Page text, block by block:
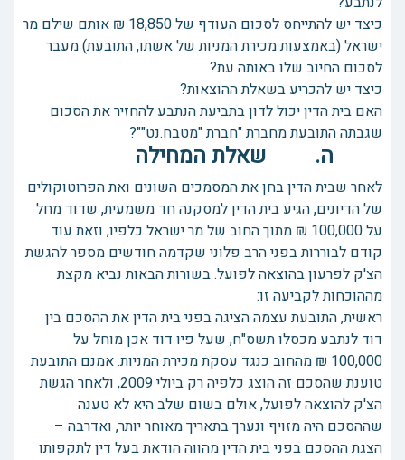
כיצד יש להתייחס לסכום העודף של 18,850 ₪ אותם שילם מר
ישראל (באמצעות מכירת המניות של אשתו, התובעת) מעבר
לסכום החיוב שלו באותה עת?
כיצד יש להכריע בשאלת ההוצאות?
האם בית הדין יכול לדון בתביעת הנתבע להחזיר את הסכום
שגבתה התובעת מחברת "חברת "מטבח.נט""?
ה. שאלת המחילה
לאחר שבית הדין בחן את המסמכים השונים ואת הפרוטוקולים
של הדיונים, הגיע בית הדין למסקנה חד משמעית, שדוד מחל
על 100,000 ₪ מתוך החוב של מר ישראל כלפיו, וזאת עוד
קודם לבוררות בפני הרב פלוני שקדמה חודשים מספר להגשת
הצ'ק לפרעון בהוצאה לפועל. בשורות הבאות נביא מקצת
מההוכחות לקביעה זו:
ראשית, התובעת עצמה הציגה בפני בית הדין את ההסכם בין
דוד לנתבע מכסלו תשס"ח, שעל פיו דוד אכן מוחל על
100,000 ₪ מהחוב כנגד עסקת מכירת המניות. אמנם התובעת
טוענת שהסכם זה הוצג כלפיה רק ביולי 2009, ולאחר הגשת
הצ'ק להוצאה לפועל, אולם בשום שלב היא לא טענה
שההסכם היה מזויף ונערך בתאריך מאוחר יותר, ואדרבה –
הצגת ההסכם בפני בית הדין מהווה הודאת בעל דין לתקפותו